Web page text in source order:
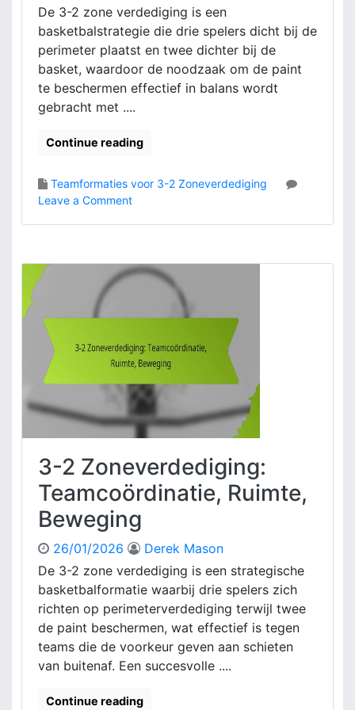
m
a
t
e
s
m
a
t
i
v
a
i
t
i
A
a
s
s
n
g
e
,
t
r
a
t
g
i
e
ë
n
De 3-2 zone verdediging is een
basketbalstrategie die drie spelers dicht bij de
perimeter plaatst en twee dichter bij de
basket, waardoor de noodzaak om de paint
te beschermen effectief in balans wordt
gebracht met ....
Continue reading
Teamformaties voor 3-2 Zoneverdediging
Leave a Commento
2
n
v
e
r
d
e
d
g
i
n
g
:
F
o
m
a
t
i
e
l
3-2 Zoneverdediging:
Teamcoördinatie, Ruimte,
Beweging
26/01/2026
Derek Mason
De 3-2 zone verdediging is een strategische
basketbalformatie waarbij drie spelers zich
richten op perimeterverdediging terwijl twee
de paint beschermen, wat effectief is tegen
teams die de voorkeur geven aan schieten
van buitenaf. Een succesvolle ....
Continue reading